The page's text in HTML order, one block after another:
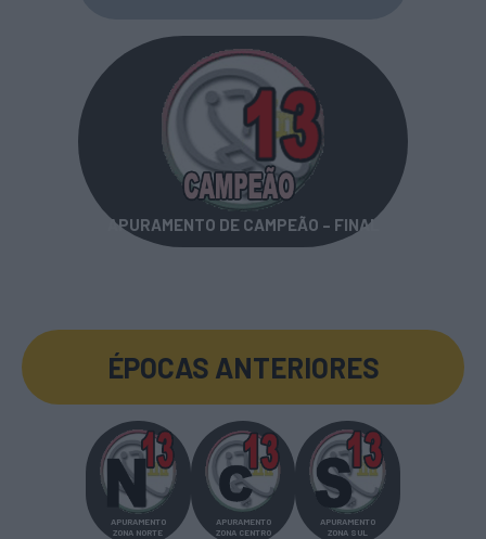
APURAMENTO DE CAMPEÃO – FINAL
ÉPOCAS ANTERIORES
APURAMENTO
ZONA NORTE
APURAMENTO
ZONA CENTRO
APURAMENTO
ZONA SUL